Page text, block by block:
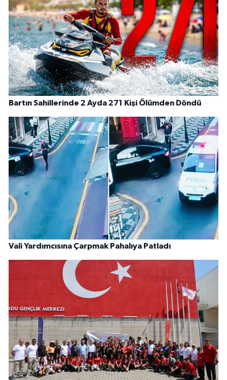
Bartın Sahillerinde 2 Ayda 271 Kişi Ölümden Döndü
Vali Yardımcısına Çarpmak Pahalıya Patladı